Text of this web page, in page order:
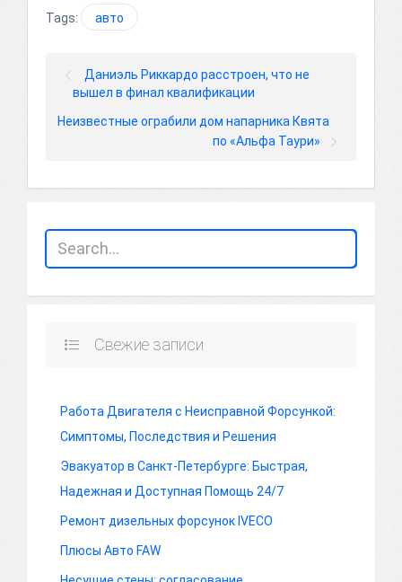
Tags: авто
Даниэль Риккардо расстроен, что не
вышел в финал квалификации
Неизвестные ограбили дом напарника Квята
по «Альфа Таури»
Свежие записи
Работа Двигателя с Неисправной Форсункой:
Симптомы, Последствия и Решения
Эвакуатор в Санкт-Петербурге: Быстрая,
Надежная и Доступная Помощь 24/7
Ремонт дизельных форсунок IVECO
Плюсы Авто FAW